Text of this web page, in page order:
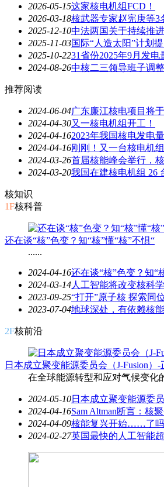
2026-05-15这家核电机组FCD！
2026-03-18核武器专家赵宪庚等3
2025-12-10中法两国关于持续推
2025-11-03国际“人造太阳”计划
2025-10-2231省份2025年9月发
2024-08-26中核二三领导班子调整
推荐阅读
2024-06-04广东廉江核电项目将
2024-04-30又一核电机组开工！
2024-04-162023年我国核电发电
2024-04-16刚刚！又一台核电机
2024-03-26首届核能峰会举行，
2024-03-20我国在建核电机组 26
核知识
1F核科普
还在谈“核”色变？知“核”懂“核”不惧“
......
2024-04-16还在谈“核”色变？知“
2024-03-14人工智能将改变核科
2023-09-25“打开”原子核 探索同
2023-07-04地球深处，有依赖核
2F核前沿
日本成立聚变能源委员会（J-Fusion）-
在全球能源转型和应对气候变化
2024-05-10日本成立聚变能源委
2024-04-16Sam Altman断言：核
2024-04-09核能复兴开始……了吗
2024-02-27英国最快的人工智能